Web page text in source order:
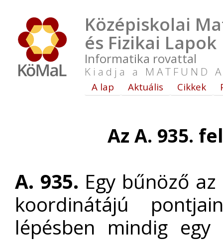
Középiskolai
és Fizikai Lapok
Informatika rovattal
Kiadja a MATFUND
A lap Aktuális Cikkek
Az A. 935.
A. 935. Egy bűnöző
koordinátájú
lépésben mindig